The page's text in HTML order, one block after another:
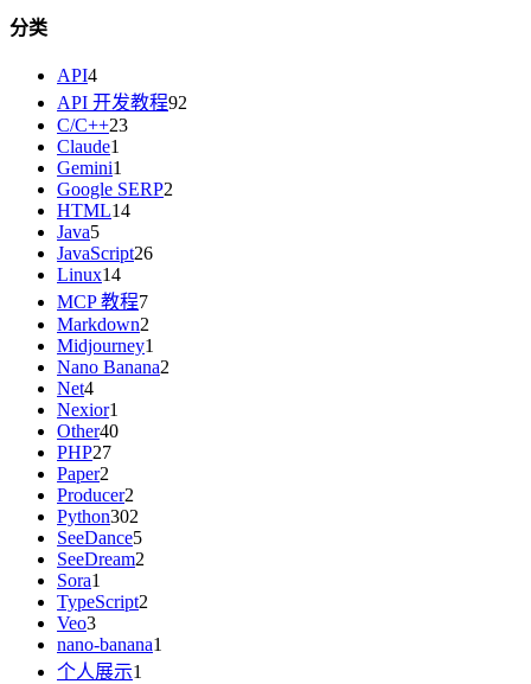
分类
API4
API 开发教程92
C/C++23
Claude1
Gemini1
Google SERP2
HTML14
Java5
JavaScript26
Linux14
MCP 教程7
Markdown2
Midjourney1
Nano Banana2
Net4
Nexior1
Other40
PHP27
Paper2
Producer2
Python302
SeeDance5
SeeDream2
Sora1
TypeScript2
Veo3
nano-banana1
个人展示1